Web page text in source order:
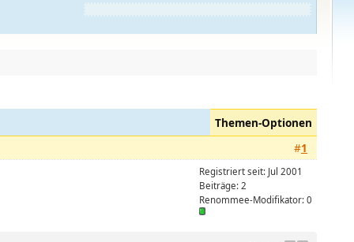
Themen-Optionen
#1
Registriert seit: Jul 2001
Beiträge: 2
Renommee-Modifikator: 0